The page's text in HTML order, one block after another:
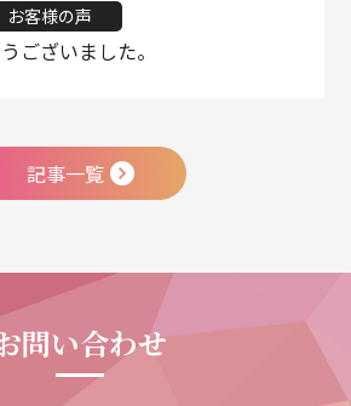
お客様の声
ございました。
記事一覧
問い合わせ